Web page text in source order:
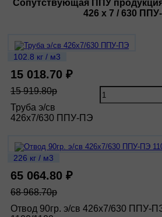
Сопутствующая ППУ
426 х 7 / 630
102.8 кг / м3
15 018.70 ₽
15 919.80р
Труба э/св
426х7/630 ППУ-ПЭ
226 кг / м3
65 064.80 ₽
68 968.70р
Отвод 90гр. э/св 426х7/630 ППУ-